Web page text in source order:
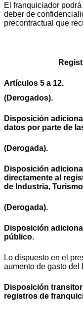
El franquiciador
deber de
precontractual que
Artículos 5 a 12.
(Derogados).
Disposición
datos por parte de
(Derogada).
Disposición
directamente al
de Industria,
(Derogada).
Disposición
público.
Lo dispuesto en el
aumento de gasto del
Disposición
registros de